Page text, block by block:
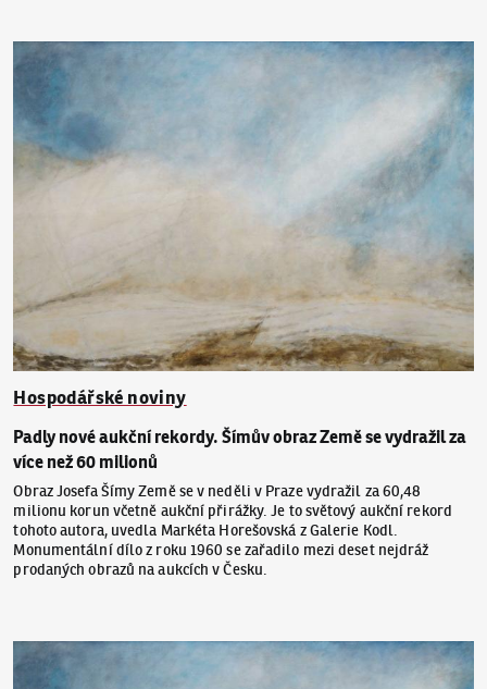
Hospodářské noviny
Padly nové aukční rekordy. Šímův obraz Země se vydražil za
více než 60 milionů
Obraz Josefa Šímy Země se v neděli v Praze vydražil za 60,48
milionu korun včetně aukční přirážky. Je to světový aukční rekord
tohoto autora, uvedla Markéta Horešovská z Galerie Kodl.
Monumentální dílo z roku 1960 se zařadilo mezi deset nejdráž
prodaných obrazů na aukcích v Česku.